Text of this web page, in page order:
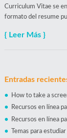
Curriculum Vitae se
formato del resume
{ Leer Más }
Entradas
How to take a
Recursos en línea
Recursos en línea
Temas para estudiar